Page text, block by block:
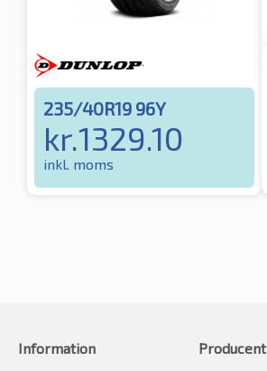
235/40R19 96Y
kr.1329.10
inkl. moms
Information
Producent